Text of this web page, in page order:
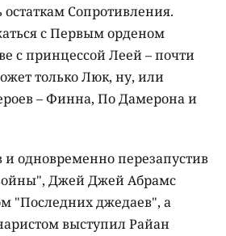
Сопротивления.
с Первым орденом
с принцессой Леей – почти
только Люк, ну, или
– Финна, По Дамерона и
и одновременно перезапустив
Джей Джей Абрамс
"Последних джедаев", а
выступил Райан